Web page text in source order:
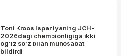
Toni Kroos Ispaniyaning JCH-
2026dagi chempionligiga ikki
og'iz so'z bilan munosabat
bildirdi